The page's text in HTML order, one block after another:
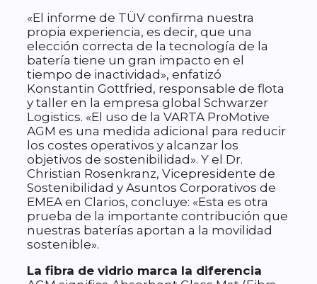
«El informe de TÜV confirma nuestra
propia experiencia, es decir, que una
elección correcta de la tecnología de la
batería tiene un gran impacto en el
tiempo de inactividad», enfatizó
Konstantin Gottfried, responsable de flota
y taller en la empresa global Schwarzer
Logistics. «El uso de la VARTA ProMotive
AGM es una medida adicional para reducir
los costes operativos y alcanzar los
objetivos de sostenibilidad». Y el Dr.
Christian Rosenkranz, Vicepresidente de
Sostenibilidad y Asuntos Corporativos de
EMEA en Clarios, concluye: «Esta es otra
prueba de la importante contribución que
nuestras baterías aportan a la movilidad
sostenible».
La fibra de vidrio marca la diferencia